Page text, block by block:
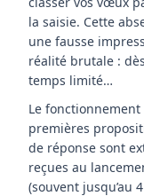
la saisie. Cette
une fausse
réalité brutale :
temps limité…
Le
premières
de réponse sont
reçues au
(souvent jusqu’au